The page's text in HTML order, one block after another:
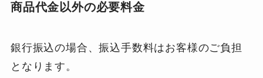
商品代金以外の必要料金
銀行振込の場合、振込手数料はお客様のご負担
となります。